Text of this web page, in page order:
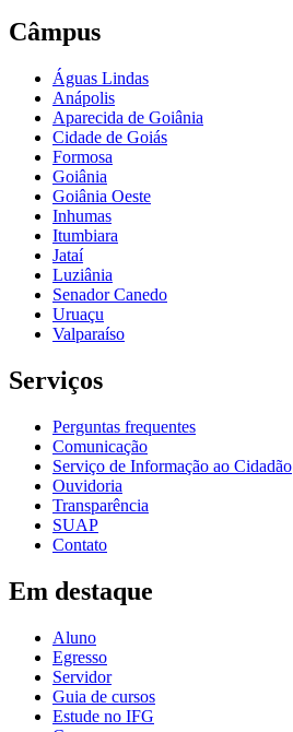
Câmpus
Águas Lindas
Anápolis
Aparecida de Goiânia
Cidade de Goiás
Formosa
Goiânia
Goiânia Oeste
Inhumas
Itumbiara
Jataí
Luziânia
Senador Canedo
Uruaçu
Valparaíso
Serviços
Perguntas frequentes
Comunicação
Serviço de Informação ao Cidadão
Ouvidoria
Transparência
SUAP
Contato
Em destaque
Aluno
Egresso
Servidor
Guia de cursos
Estude no IFG